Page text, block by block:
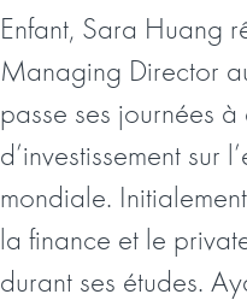
Enfant, Sara Huang
Managing Director
passe ses journées
d’investissement sur
mondiale.
la finance et le
durant ses études.